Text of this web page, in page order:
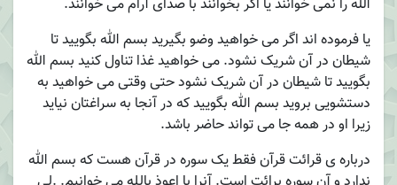
الله را نمی خوانند یا اگر بخوانند با صدای آرام می خوانند.
یا فرموده اند اگر می خواهید وضو بگیرید بسم الله بگویید تا
شیطان در آن شریک نشود. می خواهید غذا تناول کنید بسم الله
بگویید تا شیطان در آن شریک نشود حتی وقتی می خواهید به
دستشویی بروید بسم الله بگویید که در آنجا به سراغتان نیاید
زیرا او در همه جا می تواند حاضر باشد.
درباره ی قرائت قرآن فقط یک سوره در قرآن هست که بسم الله